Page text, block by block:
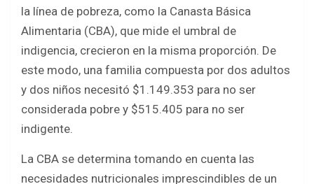
la línea de pobreza, como la Canasta Básica
Alimentaria (CBA), que mide el umbral de
indigencia, crecieron en la misma proporción. De
este modo, una familia compuesta por dos adultos
y dos niños necesitó $1.149.353 para no ser
considerada pobre y $515.405 para no ser
indigente.
La CBA se determina tomando en cuenta las
necesidades nutricionales imprescindibles de un